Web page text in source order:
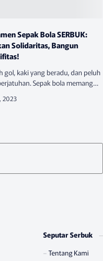
Sepak Bola SERBUK:
Solidaritas, Bangun
gol, kaki yang beradu, dan peluh
Sepak bola memang
Kesebelasan tim
Seputar Serbuk
Tentang Kami